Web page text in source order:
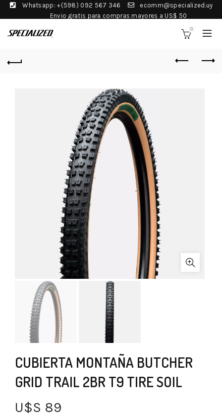
Whatsapp: +(598) 092 567 346
ecomm@specialized.uy
Envio gratis para compras mayores a US$ 50
0
CUBIERTA MONTAÑA BUTCHER
GRID TRAIL 2BR T9 TIRE SOIL
U$S 89